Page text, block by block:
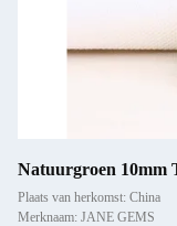
Natuurgroen 10mm
Plaats van herkomst: China
Merknaam: JANE GEMS